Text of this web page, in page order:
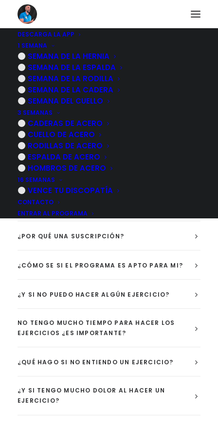
DESCARGA LA APP
1 SEMANA
SEMANA DE LA HERNIA
SEMANA DE LA ESPALDA
SEMANA DE LA RODILLA
SEMANA DE LA CADERA
SEMANA DEL CUELLO
3 SEMANAS
CADERAS DE ACERO
CUELLO DE ACERO
RODILLAS DE ACERO
ESPALDA DE ACERO
HOMBROS DE ACERO
16 SEMANAS
VENCE TU DISCOPATÍA
CONTACTO
ENTRAR AL PROGRAMA
Preguntas frecuentes
Aquí encontrarás la respuesta a las preguntas
Si no encuentras la respuesta a tu pregunta,
puedes ponerte en contacto con nosotros al final
de la página
Programas de ejercicios
¿POR QUÉ UNA SUSCRIPCIÓN?
¿CÓMO SE SI EL PROGRAMA ES APTO PARA MI?
¿Y SI NO PUEDO HACER ALGÚN EJERCICIO?
NO TENGO MUCHO TIEMPO PARA HACER LOS
EJERCICIOS ¿ES IMPORTANTE?
¿QUÉ HAGO SI NO ENTIENDO UN EJERCICIO?
¿Y SI TENGO MUCHO DOLOR AL HACER UN
EJERCICIO?